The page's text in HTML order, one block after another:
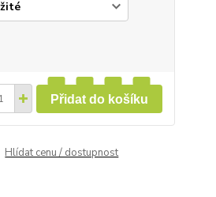
Přidat do košíku
Hlídat cenu / dostupnost